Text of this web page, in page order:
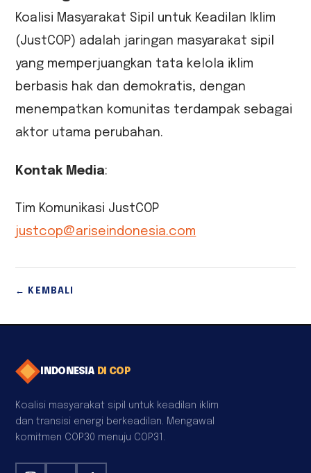
Koalisi Masyarakat Sipil untuk Keadilan Iklim
(JustCOP) adalah jaringan masyarakat sipil
yang memperjuangkan tata kelola iklim
berbasis hak dan demokratis, dengan
menempatkan komunitas terdampak sebagai
aktor utama perubahan.
Kontak Media:
Tim Komunikasi JustCOP
justcop@ariseindonesia.com
← KEMBALI
INDONESIA DI COP
Koalisi masyarakat sipil untuk keadilan iklim
dan transisi energi berkeadilan. Mengawal
komitmen COP30 menuju COP31.